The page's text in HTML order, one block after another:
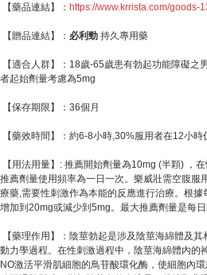
【藥品連結】： https://www.krrista.com/goods-
【贈品連結】： 必利勁 持久專用藥
【適合人群】：18歲-65歲患有勃起功能障礙之
者起始劑量考慮為5mg
【保存期限】：36個月
【藥效時間】：約6-8小時,30%服用者在12小時
【用法用量】: 推薦開始劑量為10mg (半顆) ，
推薦劑量使用頻率為一日一次。樂威壯需空腹服
療藥,需要性刺激作為本能的反應進行治療。根
增加到20mg或減少到5mg。最大推薦劑量是每日
【藥理作用】：陰莖勃起是涉及陰莖海綿體及
動力學過程。在性刺激過程中，陰莖海綿體內的
NO激活平滑肌細胞的鳥苷酸環化酶，使細胞內